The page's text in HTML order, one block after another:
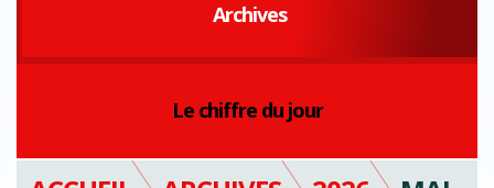
Archives
Le chiffre du jour